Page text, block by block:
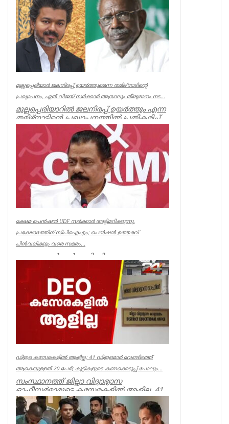
Associations
മുല്ലപ്പെരിയാർ ജലനിരപ്പ് ഉയർത്തുമെന്ന തമിഴ്നാടിന്റെ
പ്രഖ്യാപനം, ഏത് വിജയ് സർക്കാർ ആയാലും തീരുമാനം നട...
മുല്ലപ്പെരിയാറിൽ ജലനിരപ്പ് ഉയർത്തും എന്ന
തമിഴ്നാടിന്റെ പ്രഖ്യാപനത്തിൽ പ്രതികരിച്ച്
മുൻമന്ത്രി എം എം...
Kerala
ക്ഷേമ പെൻഷൻ UDF സർക്കാർ അട്ടിമറിക്കുന്നു,
പ്രക്ഷോഭത്തിന് സിപിഐഎം; പെൻഷൻ ഉത്തരവ്
പിൻവലിക്കും വരെ സമരം...
ക്ഷേമ പെൻഷൻ അട്ടിമറിക്കാനുള്ള ബോധ
പൂർവമായ ശ്രമമാണ് യു ഡി എഫ് സർക്കാർ
നടത്തുന്നതെന്ന് സിപിഐഎം സംസ്ഥാ...
Kerala
ഡിഇഒ കസേരകളില്‍ ആളില്ല; 41 ഡിഇഒമാര്‍ വേണ്ടിടത്ത്
ആകെയുള്ളത് 20 പേര്‍; കുട്ടികളുടെ കണക്കെടുപ്പ് പോലും...
സംസ്ഥാനത്ത് ജില്ലാ വിദ്യാഭ്യാസ
ഓഫീസര്‍മാരുടെ കസേരകളില്‍ ആളില്ല. 41
ഡിഇഒമാരില്‍ നിലവില്‍ ഉള്ളത് 20 പ...
Kerala